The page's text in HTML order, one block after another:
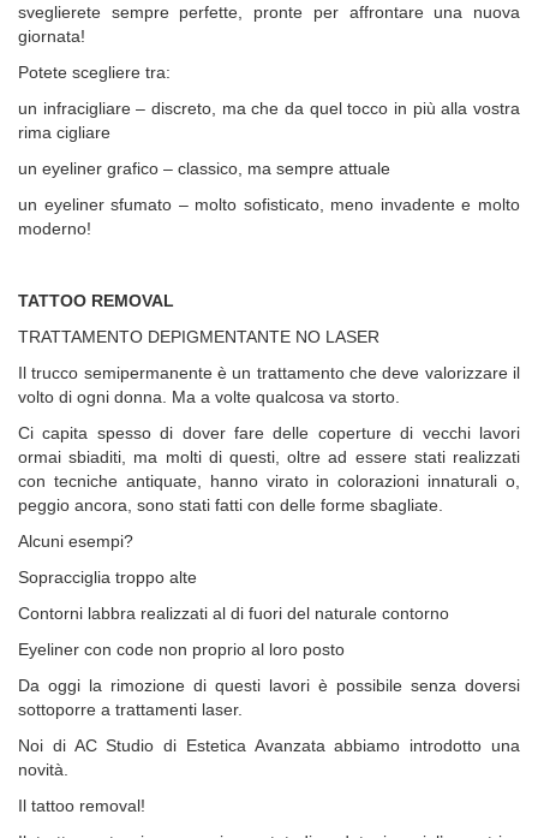
sveglierete sempre perfette, pronte per affrontare una nuova
giornata!
Potete scegliere tra:
un infracigliare – discreto, ma che da quel tocco in più alla vostra
rima cigliare
un eyeliner grafico – classico, ma sempre attuale
un eyeliner sfumato – molto sofisticato, meno invadente e molto
moderno!
TATTOO REMOVAL
TRATTAMENTO DEPIGMENTANTE NO LASER
Il trucco semipermanente è un trattamento che deve valorizzare il
volto di ogni donna. Ma a volte qualcosa va storto.
Ci capita spesso di dover fare delle coperture di vecchi lavori
ormai sbiaditi, ma molti di questi, oltre ad essere stati realizzati
con tecniche antiquate, hanno virato in colorazioni innaturali o,
peggio ancora, sono stati fatti con delle forme sbagliate.
Alcuni esempi?
Sopracciglia troppo alte
Contorni labbra realizzati al di fuori del naturale contorno
Eyeliner con code non proprio al loro posto
Da oggi la rimozione di questi lavori è possibile senza doversi
sottoporre a trattamenti laser.
Noi di AC Studio di Estetica Avanzata abbiamo introdotto una
novità.
Il tattoo removal!